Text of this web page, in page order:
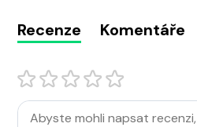
Recenze Komentáře